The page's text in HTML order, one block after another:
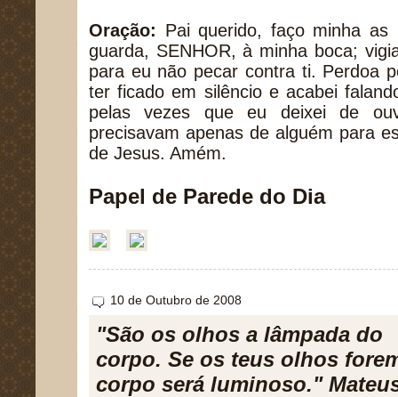
Oração: Pai querido, faço minha
guarda, SENHOR, à minha boca;
para eu não pecar contra ti. Perdoa
ter ficado em silêncio e acabei
pelas vezes que eu deixei de
precisavam apenas de alguém para
de Jesus. Amém.
Papel de Parede do Dia
10 de Outubro de 2008
"São os olhos a lâmpada do
corpo. Se os teus olhos
corpo será luminoso."